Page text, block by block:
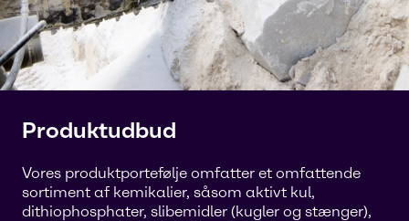
Produktudbud
Vores produktportefølje omfatter et omfattende
sortiment af kemikalier, såsom aktivt kul,
dithiophosphater, slibemidler (kugler og stænger),